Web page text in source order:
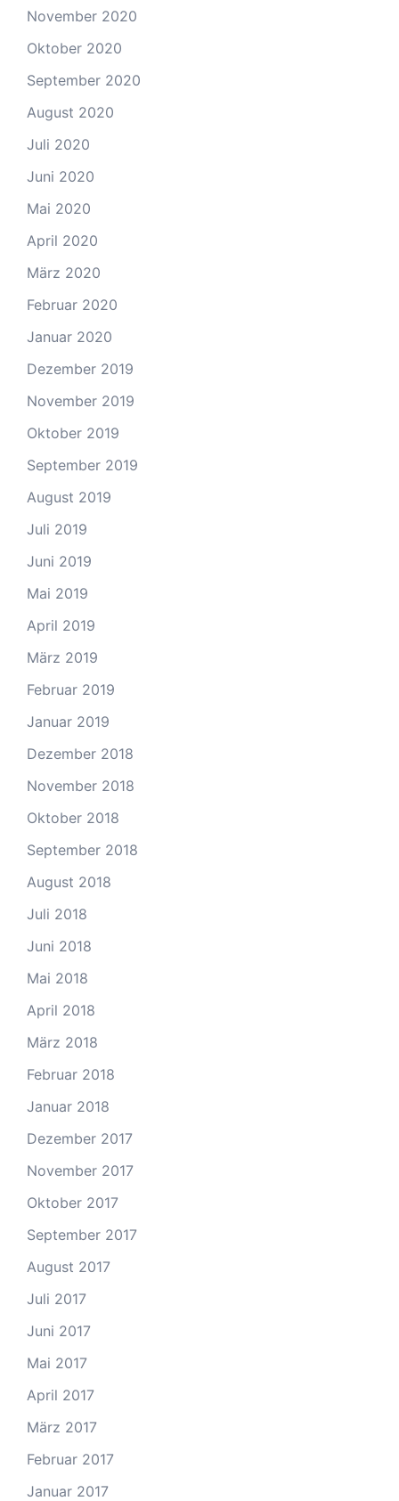
November 2020
Oktober 2020
September 2020
August 2020
Juli 2020
Juni 2020
Mai 2020
April 2020
März 2020
Februar 2020
Januar 2020
Dezember 2019
November 2019
Oktober 2019
September 2019
August 2019
Juli 2019
Juni 2019
Mai 2019
April 2019
März 2019
Februar 2019
Januar 2019
Dezember 2018
November 2018
Oktober 2018
September 2018
August 2018
Juli 2018
Juni 2018
Mai 2018
April 2018
März 2018
Februar 2018
Januar 2018
Dezember 2017
November 2017
Oktober 2017
September 2017
August 2017
Juli 2017
Juni 2017
Mai 2017
April 2017
März 2017
Februar 2017
Januar 2017